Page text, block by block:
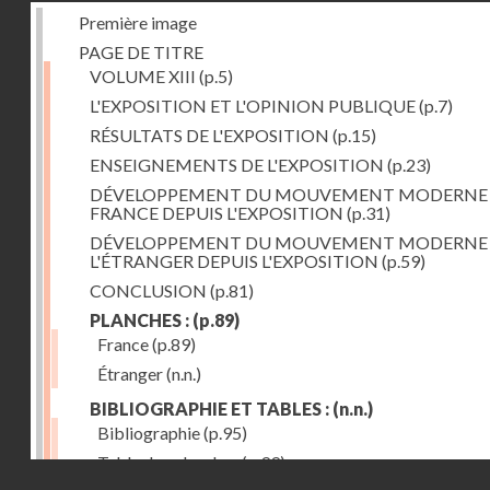
Première image
PAGE DE TITRE
VOLUME XIII (p.5)
L'EXPOSITION ET L'OPINION PUBLIQUE(p.7)
RÉSULTATS DE L'EXPOSITION (p.15)
ENSEIGNEMENTS DE L'EXPOSITION (p.23)
DÉVELOPPEMENT DU MOUVEMENT
FRANCE DEPUIS L'EXPOSITION (p.31)
DÉVELOPPEMENT DU MOUVEMENT
L'ÉTRANGER DEPUIS L'EXPOSITION (p.59)
CONCLUSION (p.81)
PLANCHES : (p.89)
France(p.89)
Étranger(n.n.)
BIBLIOGRAPHIE ET TABLES : (n.n.)
Bibliographie(p.95)
Table des planches(p.99)